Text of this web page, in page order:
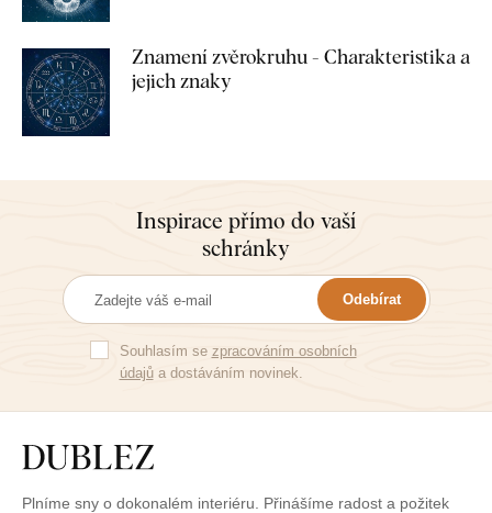
Znamení zvěrokruhu - Charakteristika a
jejich znaky
Inspirace přímo do vaší
schránky
Odebírat
Souhlasím se zpracováním osobních
údajůa dostáváním novinek.
Plníme sny o dokonalém interiéru. Přinášíme radost a požitek